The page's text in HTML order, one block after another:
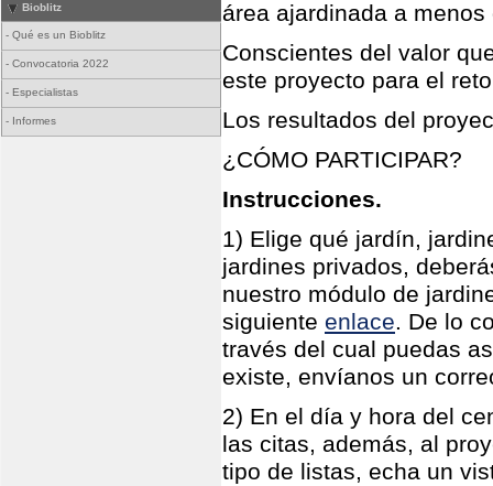
Bioblitz
- Qué es un Bioblitz
- Convocatoria 2022
- Especialistas
- Informes
área ajardinada a
Conscientes del valor
este proyecto para el
Los resultados del
¿CÓMO PARTICIPAR?
Instrucciones.
1) Elige qué jardín,
jardines privados,
nuestro módulo de
siguiente enlace. De lo
través del cual puedas
existe, envíanos un
2) En el día y hora del
las citas, además, al
tipo de listas, echa un